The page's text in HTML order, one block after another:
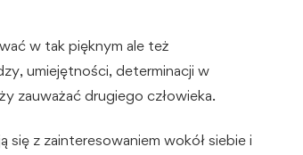
w tak pięknym ale też
umiejętności, determinacji w
zauważać drugiego człowieka.
się z zainteresowaniem wokół siebie i